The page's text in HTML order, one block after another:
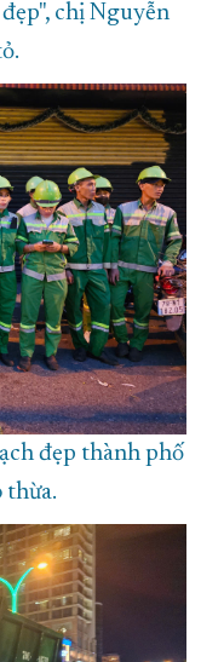
chị Nguyễn
đẹp thành phố
thừa.